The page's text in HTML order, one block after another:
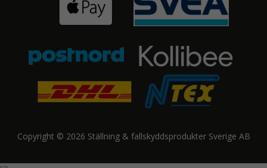
Copyright © 2026 Ställning & fallskyddsprodukter Sverige AB